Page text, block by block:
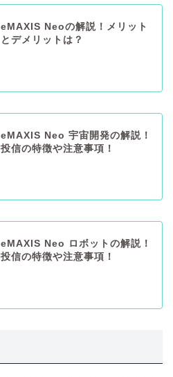
eMAXIS Neoの解説！メリット
とデメリットは？
eMAXIS Neo 宇宙開発の解説！
投信の特徴や注意事項！
eMAXIS Neo ロボットの解説！
投信の特徴や注意事項！